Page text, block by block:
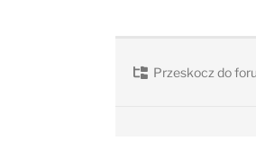
Przeskocz do